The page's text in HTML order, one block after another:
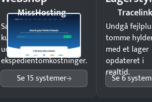
MissHosting
Sælg produkter 24/7 til
kunder i hele landet
uden
ekspedientomkostninger.
Se 15 systemer
Undgå
tomme
med et lager
opdateret i
realtid.
Se 6